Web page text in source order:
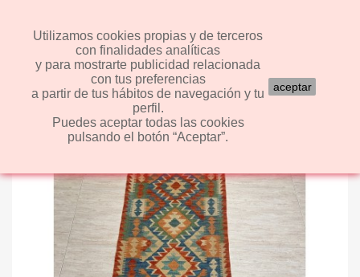
search
Utilizamos cookies propias y de terceros
con finalidades analíticas
y para mostrarte publicidad relacionada
con tus preferencias
a partir de tus hábitos de navegación y tu
perfil.
Puedes aceptar todas las cookies
pulsando el botón “Aceptar”.
aceptar